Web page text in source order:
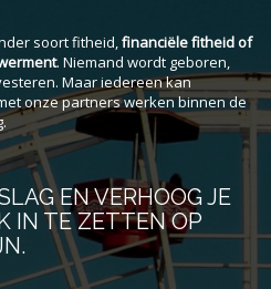
soort fitheid,financiële fitheid of
. Niemand wordt geboren,
Maar iedereen kan
onze partners werken binnen de
EN VERHOOG JE
IN TE ZETTEN OP